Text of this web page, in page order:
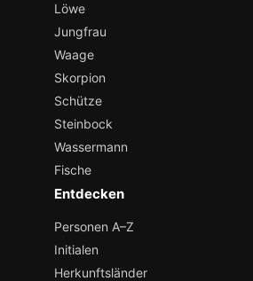
Löwe
Jungfrau
Waage
Skorpion
Schütze
Steinbock
Wassermann
Fische
Entdecken
Personen A–Z
Initialen
Herkunftsländer